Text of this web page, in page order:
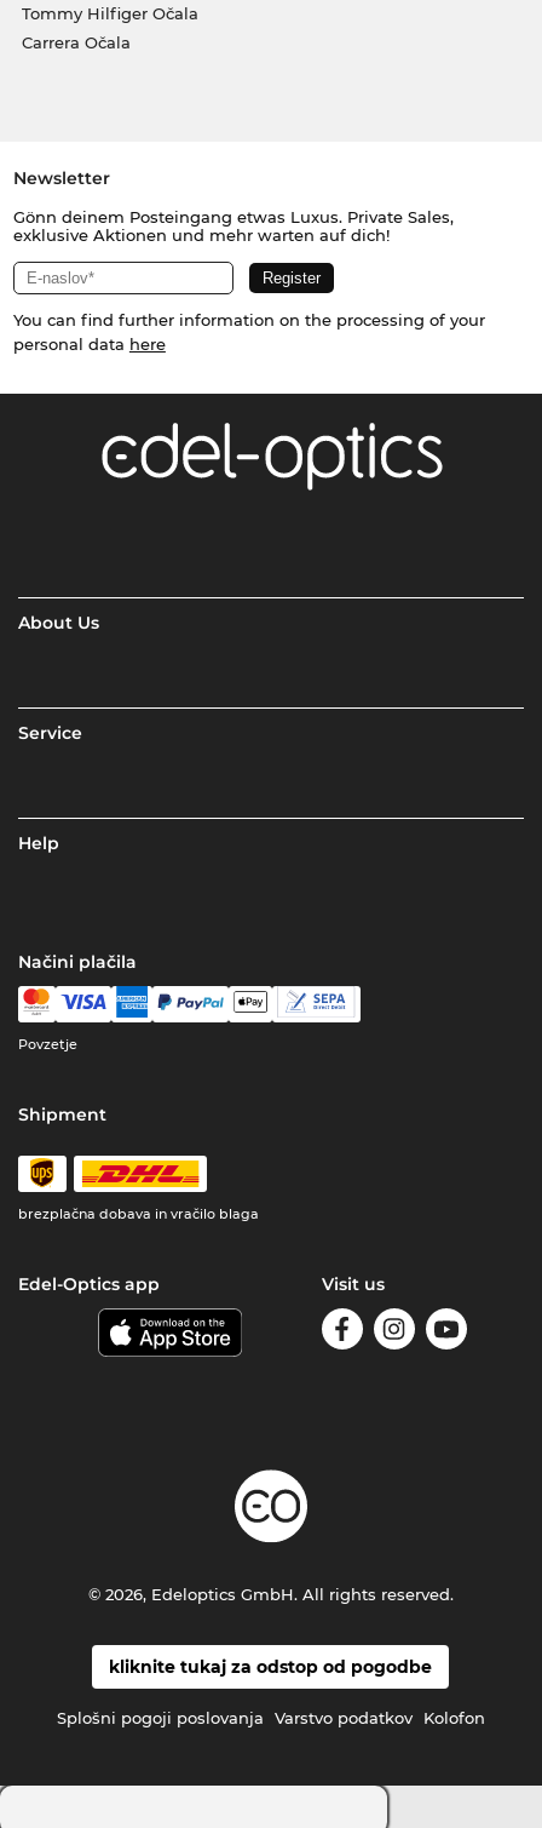
Tommy Hilfiger Očala
Carrera Očala
Newsletter
Gönn deinem Posteingang etwas Luxus. Private Sales,
exklusive Aktionen und mehr warten auf dich!
You can find further information on the processing of your
personal data here
About Us
Service
Help
Načini plačila
Povzetje
Shipment
brezplačna dobava in vračilo blaga
Edel-Optics app Visit us
kliknite tukaj za odstop od pogodbe
Splošni pogoji poslovanja Varstvo podatkov Kolofon
© 2026, Edeloptics GmbH. All rights reserved.